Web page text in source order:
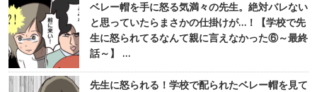
ベレー帽を手に怒る気満々の先生。絶対バレない
と思っていたらまさかの仕掛けが…！【学校で先
生に怒られてるなんて親に言えなかった⑥～最終
話～】 …
先生に怒られる！学校で配られたベレー帽を見て